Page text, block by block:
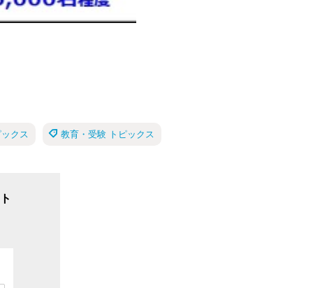
クス 教育・受験 トピックス